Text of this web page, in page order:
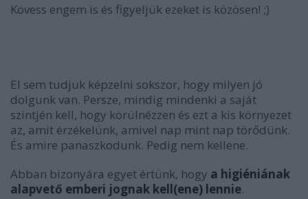
Kövess engem is és figyeljük ezeket is közösen! ;)
El sem tudjuk képzelni sokszor, hogy milyen jó
dolgunk van. Persze, mindig mindenki a saját
szintjén kell, hogy körülnézzen és ezt a kis környezet
az, amit érzékelünk, amivel nap mint nap törődünk.
És amire panaszkodunk. Pedig nem kellene.
Abban bizonyára egyet értünk, hogy a higiéniának
alapvető emberi jognak kell(ene) lennie.